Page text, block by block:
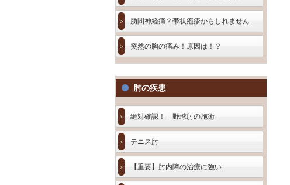
肋間神経痛？帯状疱疹かもしれません
突然の胸の痛み！原因は！？
肘の疾患
絶対確認！－野球肘の施術－
テニス肘
【重要】肘内障の治療に強い